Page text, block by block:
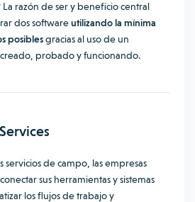
La razón de ser y beneficio central
dos softwareutilizando la mínima
posiblesgracias al uso de un
probado y funcionando.
servicios de campo, las empresas
sus herramientas y sistemas
los flujos de trabajo y